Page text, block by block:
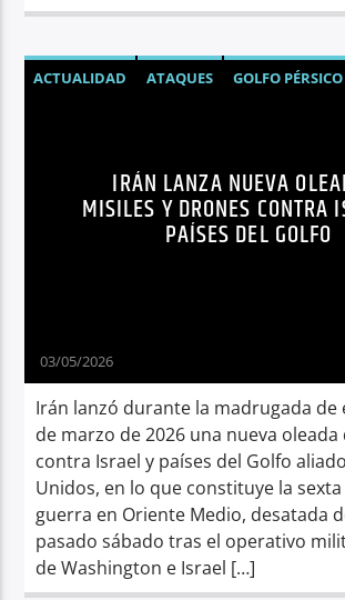
ACTUALIDAD ATAQUES
GOLFO PÉRSICO
IRÁN LANZA NUEVA
MISILES Y DRONES CONTRA
PAÍSES DEL GOLFO
03/05/2026
Irán lanzó durante la madrugada de
de marzo de 2026 una nueva oleada
contra Israel y países del Golfo
Unidos, en lo que constituye la
guerra en Oriente Medio, desatada
pasado sábado tras el operativo
de Washington e Israel […]